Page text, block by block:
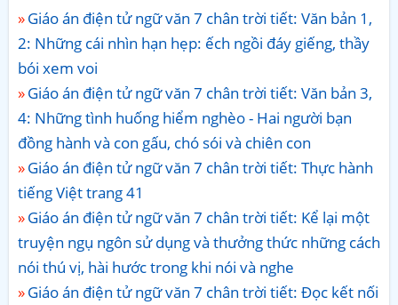
Giáo án điện tử ngữ văn 7 chân trời tiết: Văn bản 1,
2: Những cái nhìn hạn hẹp: ếch ngồi đáy giếng, thầy
bói xem voi
Giáo án điện tử ngữ văn 7 chân trời tiết: Văn bản 3,
4: Những tình huống hiểm nghèo - Hai người bạn
đồng hành và con gấu, chó sói và chiên con
Giáo án điện tử ngữ văn 7 chân trời tiết: Thực hành
tiếng Việt trang 41
Giáo án điện tử ngữ văn 7 chân trời tiết: Kể lại một
truyện ngụ ngôn sử dụng và thưởng thức những cách
nói thú vị, hài hước trong khi nói và nghe
Giáo án điện tử ngữ văn 7 chân trời tiết: Đọc kết nối